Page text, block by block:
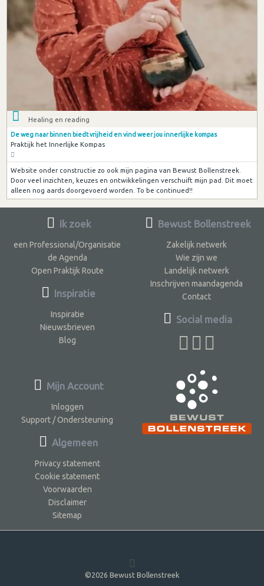
Healing en reading
De weg naar binnen biedt vrijheid en vind weer jou innerlijke kompas
Praktijk het Innerlijke Kompas
Website onder constructie zo ook mijn pagina van Bewust Bollenstreek.
Door veel inzichten, keuzes en ontwikkelingen verschuift mijn pad. Dit moet
alleen nog aards doorgevoerd worden. To be continued!!
Ik zoek
een Professional/Organisatie
de Agenda
Open Praktijk Route
Inspiratie
Inspiratie
Nieuwsbrieven
Blog
Bewust Bollenstreek
Zakelijk netwerk
Wie zijn we
Landelijk netwerk
Inschrijven maandagenda
Contact
Social media
Mijn Account
Inloggen
Support / Ondersteuning
Algemeen
Privacy statement
Cookie statement
Voorwaarden
Disclaimer
Sitemap
©2026 Bewust Bollenstreek